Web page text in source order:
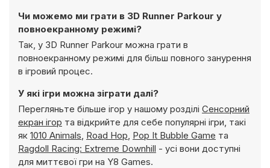
Чи можемо ми грати в 3D Runner Parkour у
повноекранному режимі?
Так, у 3D Runner Parkour можна грати в
повноекранному режимі для більш повного занурення
в ігровий процес.
У які ігри можна зіграти далі?
Перегляньте більше ігор у нашому розділі Сенсорний
екран ігор та відкрийте для себе популярні ігри, такі
як 1010 Animals, Road Hop, Pop It Bubble Game та
Ragdoll Racing: Extreme Downhill - усі вони доступні
для миттєвої гри на Y8 Games.